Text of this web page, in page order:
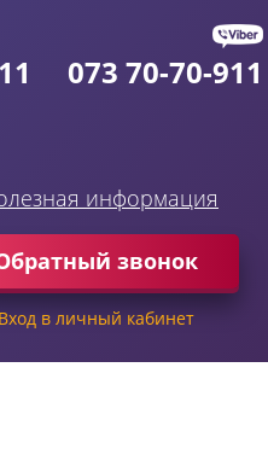
073 70-70-911
информация
звонок
Вход в личный кабинет